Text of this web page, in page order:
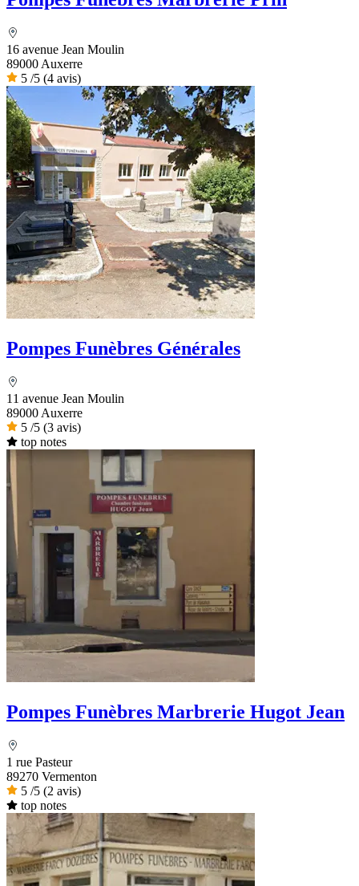
16 avenue Jean Moulin
89000 Auxerre
5 /5 (4 avis)
Pompes Funèbres Générales
11 avenue Jean Moulin
89000 Auxerre
5 /5 (3 avis)
top notes
Pompes Funèbres Marbrerie Hugot Jean
1 rue Pasteur
89270 Vermenton
5 /5 (2 avis)
top notes